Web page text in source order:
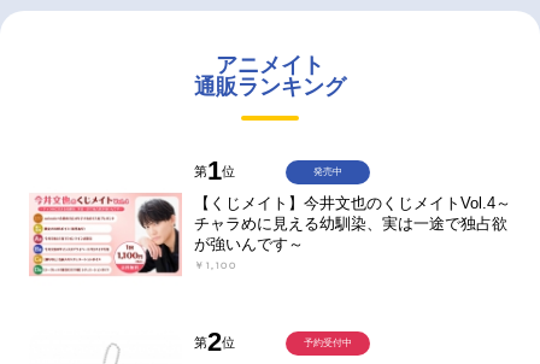
アニメイト
通販ランキング
第1位
【くじメイト】今井文也のくじメイトVol.4～
チャラめに見える幼馴染、実は一途で独占欲
が強いんです～
￥1,100
発売中
第2位 予約受付中